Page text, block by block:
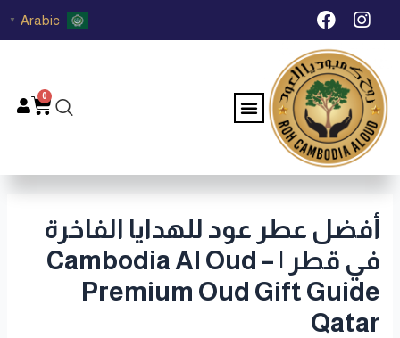
تخطي I
n
s
t
a
g
r
a
m
F
a
c
e
b
o
o
k
Arabic
▼
Menu
0
أفضل عطر عود للهدايا الفاخرة
في قطر | Cambodia Al Oud –
Premium Oud Gift Guide
Qatar
Post
navigation